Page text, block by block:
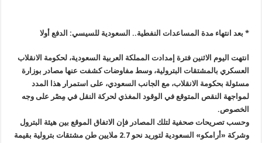
* بعد انتهاء مدة المساعدات النفطية.. السعودية للسيسي: الدفع أولا
انتهت اليوم الاثنين فترة إمدادت المملكة العربية السعودية، لحكومة الانقلاب
العسكري بالمشتقات البترولية، وسط مفاوضات كشفت عنها مصادر بوزارة
مسئولة بحكومة الانقلاب، مع الجانب السعودي، على استمرار هذا المدد
لمواجهة النقص المتوقع في الوقود المغذي لحركة النقل في مِصْر على وجه
الخصوص.
وحسب تصريحات صحفية لتلك المصادر فإن الاتفاق الموقع بين هيئة البترول
وشركة «أرامكو» السعودية لتوريد نحو 2.7 ملايين طن مشتقات بترولية بقيمة